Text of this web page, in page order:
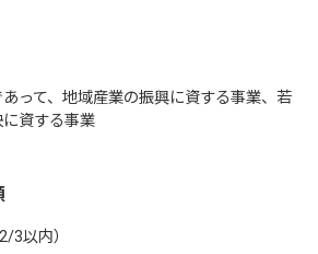
って、地域産業の振興に資する事業、若
資する事業
3以内）